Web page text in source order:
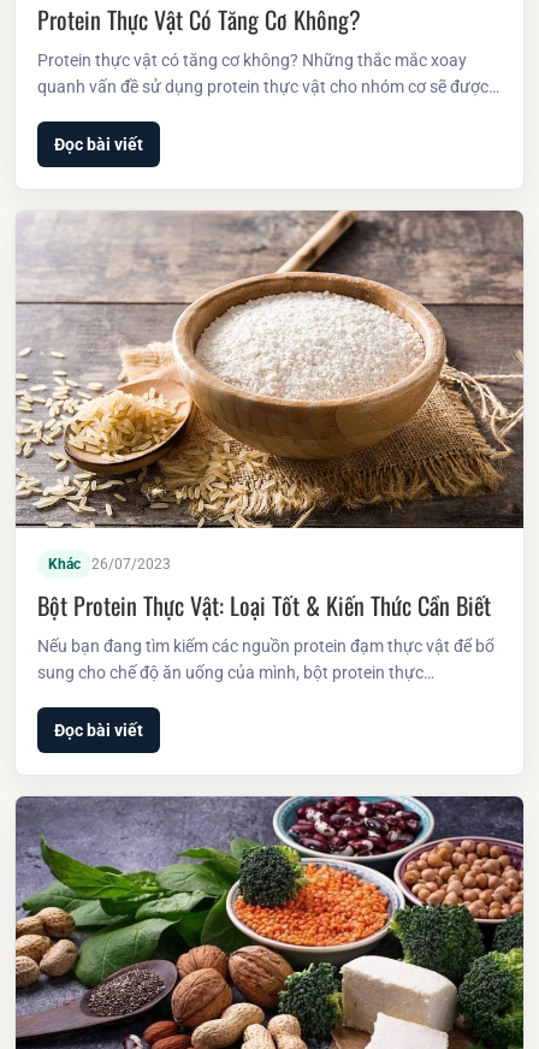
Protein Thực Vật Có Tăng Cơ Không?
Protein thực vật có tăng cơ không? Những thắc mắc xoay
quanh vấn đề sử dụng protein thực vật cho nhóm cơ sẽ được…
Đọc bài viết
Khác 26/07/2023
Bột Protein Thực Vật: Loại Tốt & Kiến Thức Cần Biết
Nếu bạn đang tìm kiếm các nguồn protein đạm thực vật để bổ
sung cho chế độ ăn uống của mình, bột protein thực…
Đọc bài viết